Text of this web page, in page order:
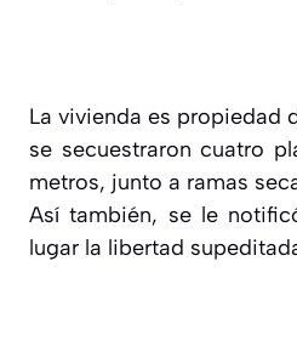
La vivienda es propiedad
se secuestraron cuatro
metros, junto a ramas
Así también, se le
lugar la libertad